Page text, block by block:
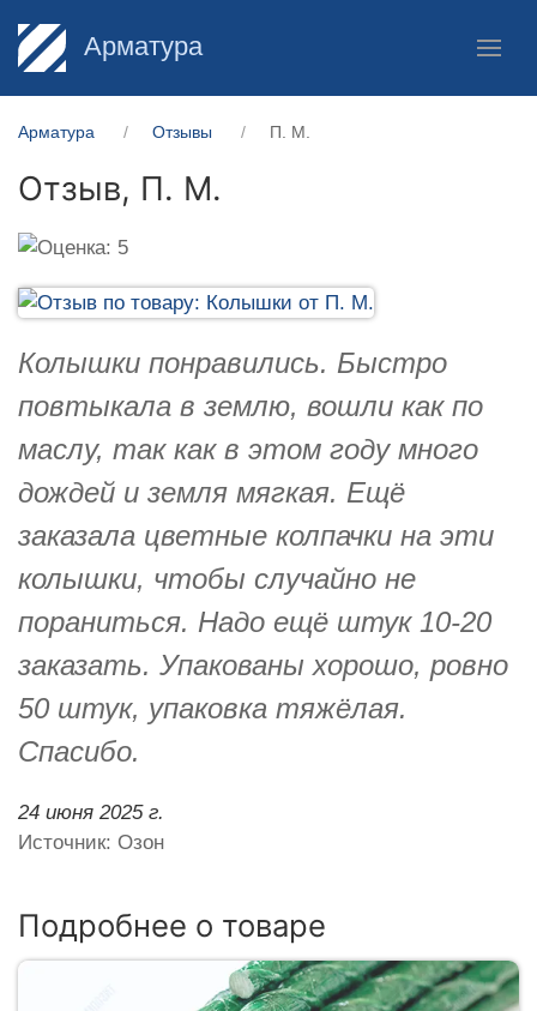
Арматура
Арматура Отзывы П. М.
Отзыв, П. М.
Колышки понравились. Быстро
повтыкала в землю, вошли как по
маслу, так как в этом году много
дождей и земля мягкая. Ещё
заказала цветные колпачки на эти
колышки, чтобы случайно не
пораниться. Надо ещё штук 10-20
заказать. Упакованы хорошо, ровно
50 штук, упаковка тяжёлая.
Спасибо.
24 июня 2025 г.
Источник: Озон
Подробнее о товаре